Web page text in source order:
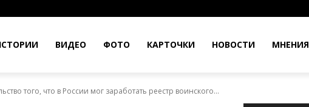
ВИДЕО ФОТО КАРТОЧКИ НОВОСТИ МНЕНИЯ
того, что в России мог заработать реестр воинского...